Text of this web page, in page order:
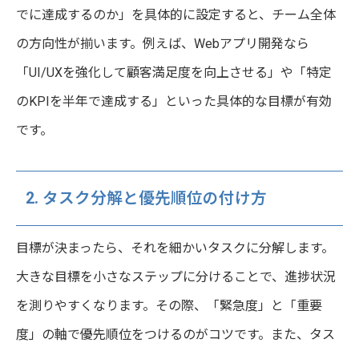
でに達成するのか」を具体的に設定すると、チーム全体
の方向性が揃います。例えば、Webアプリ開発なら
「UI/UXを強化して顧客満足度を向上させる」や「特定
のKPIを半年で達成する」といった具体的な目標が有効
です。
2. タスク分解と優先順位の付け方
目標が決まったら、それを細かいタスクに分解します。
大きな目標を小さなステップに分けることで、進捗状況
を測りやすくなります。その際、「緊急度」と「重要
度」の軸で優先順位をつけるのがコツです。また、タス